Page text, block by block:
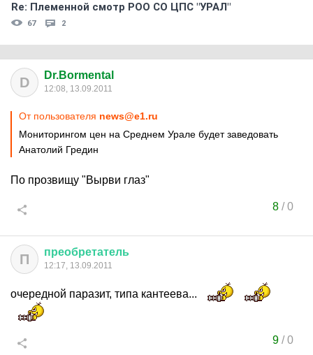
Re: Племеннoй смoтр РOO CO ЦПС "УРАЛ"
67 2
D Dr.Bormental
12:08, 13.09.2011
От пользователя news@e1.ru
Мониторингом цен на Среднем Урале будет заведовать
Анатолий Гредин
По прозвищу "Вырви глаз"
8/0
П преобретатель
12:17, 13.09.2011
очередной паразит, типа кантеева...
9/0